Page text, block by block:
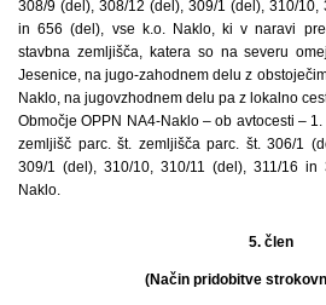
308/9 (del), 308/12 (del), 309/1 (del), 310/10,
in 656 (del), vse k.o. Naklo, ki v naravi
stavbna zemljišča, katera so na severu
Jesenice, na jugo-zahodnem delu z
Naklo, na jugovzhodnem delu pa z lokalno
Območje OPPN NA4-Naklo – ob avtocesti –
zemljišč parc. št. zemljišča parc. št. 306/1
309/1 (del), 310/10, 310/11 (del), 311/16
Naklo.
5. člen
(Način pridobitve